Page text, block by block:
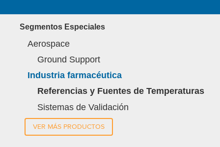
Segmentos Especiales
Aerospace
Ground Support
Industria farmacéutica
Referencias y Fuentes de Temperaturas
Sistemas de Validación
VER MÁS PRODUCTOS